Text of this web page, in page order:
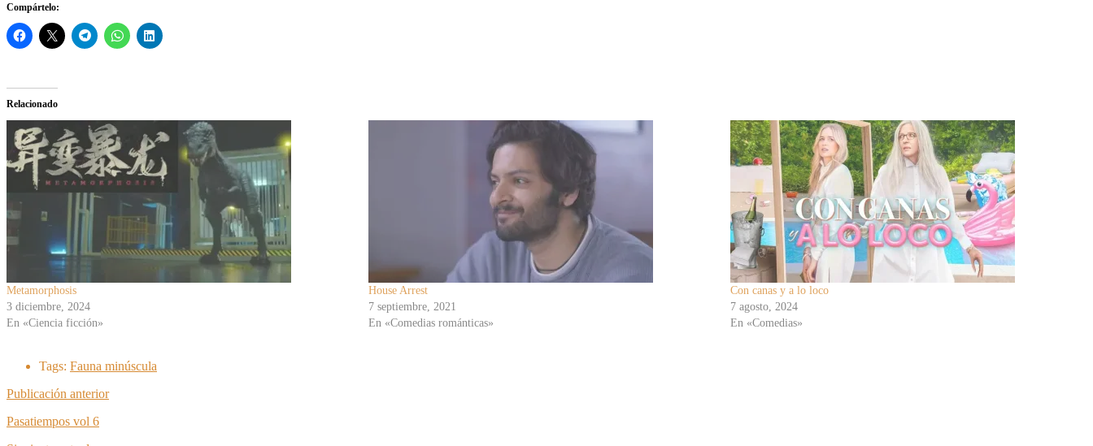
Compártelo:
Relacionado
Metamorphosis
3 diciembre, 2024
En «Ciencia ficción»
House Arrest
7 septiembre, 2021
En «Comedias románticas»
Con canas y a lo loco
7 agosto, 2024
En «Comedias»
Tags: Fauna minúscula
Publicación anterior
Pasatiempos vol 6